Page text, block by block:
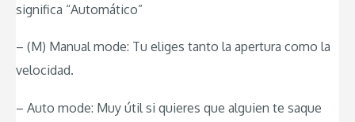
significa “Automático”
– (M) Manual mode: Tu eliges tanto la apertura como la
velocidad.
– Auto mode: Muy útil si quieres que alguien te saque